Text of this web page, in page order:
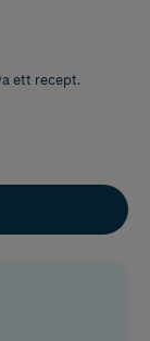
ett recept.